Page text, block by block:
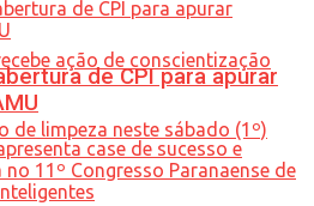
de CPI para apurar